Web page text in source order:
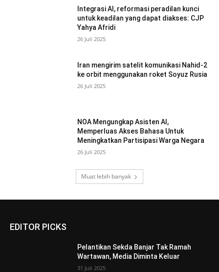
Integrasi AI, reformasi peradilan kunci
untuk keadilan yang dapat diakses: CJP
Yahya Afridi
26 Juli 2025
Iran mengirim satelit komunikasi Nahid-2
ke orbit menggunakan roket Soyuz Rusia
26 Juli 2025
NOA Mengungkap Asisten AI,
Memperluas Akses Bahasa Untuk
Meningkatkan Partisipasi Warga Negara
26 Juli 2025
Muat lebih banyak
EDITOR PICKS
Pelantikan Sekda Banjar Tak Ramah
Wartawan, Media Diminta Keluar
31 Juli 2025